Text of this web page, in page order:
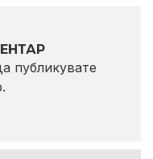
публикувате